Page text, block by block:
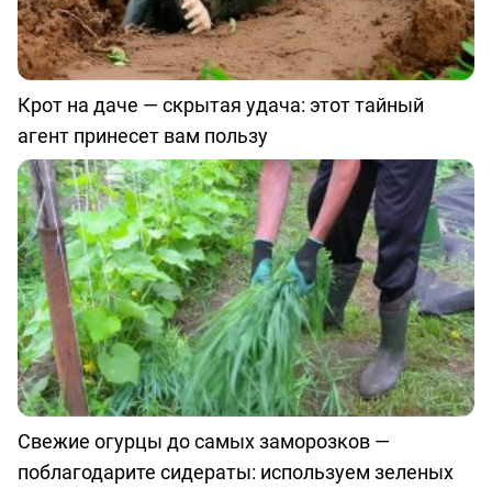
Крот на даче — скрытая удача: этот тайный
агент принесет вам пользу
Свежие огурцы до самых заморозков —
поблагодарите сидераты: используем зеленых